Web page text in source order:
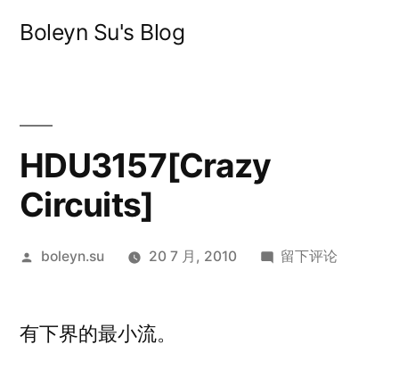
Boleyn Su's Blog
HDU3157[Crazy
Circuits]
发
boleyn.su 20 7 月, 2010
于
留下评论
有下界的最小流。